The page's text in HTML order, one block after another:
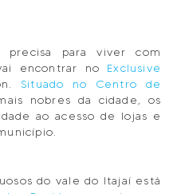
para viver com
encontrar no Exclusive
Situado no Centro de
nobres da cidade, os
ao acesso de lojas e
do vale do Itajaí está